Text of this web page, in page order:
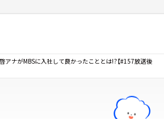
啓アナがMBSに入社して良かったこととは!?【#157放送後